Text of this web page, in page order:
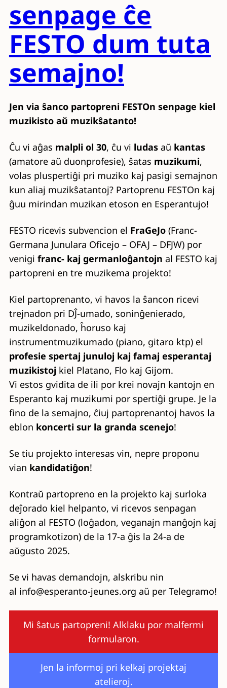
senpage ĉe
FESTO dum tuta
semajno!
Jen via ŝanco partopreni FESTOn senpage kiel
muzikisto aŭ muzikŝatanto!
Ĉu vi aĝas malpli ol 30, ĉu vi ludasaŭ kantas
(amatore aŭ duonprofesie), ŝatas muzikumi,
volas pluspertiĝi pri muziko kaj pasigi semajnon
kun aliaj muzikŝatantoj? Partoprenu FESTOn kaj
ĝuu mirindan muzikan etoson en Esperantujo!
FESTO ricevis subvencion el FraGeJo(Franc-
Germana Junulara Oficejo – OFAJ – DFJW) por
venigi franc- kaj germanloĝantojn al FESTO kaj
partopreni en tre muzikema projekto!
Kiel partoprenanto, vi havos la ŝancon ricevi
trejnadon pri DĴ-umado, soninĝenierado,
muzikeldonado, ĥoruso kaj
instrumentmuzikumado (piano, gitaro ktp) el
profesie spertaj junuloj kaj famaj esperantaj
muzikistojkiel Platano, Flo kaj Gijom.
Vi estos gvidita de ili por krei novajn kantojn en
Esperanto kaj muzikumi por spertiĝi grupe. Je la
fino de la semajno, ĉiuj partoprenantoj havos la
eblon koncerti sur la granda scenejo!
Se tiu projekto interesas vin, nepre proponu
vian kandidatiĝon!
Kontraŭ partopreno en la projekto kaj surloka
deĵorado kiel helpanto, vi ricevos senpagan
aliĝon al FESTO (loĝadon, veganajn manĝojn kaj
programkotizon) de la 17-a ĝis la 24-a de
aŭgusto 2025.
Se vi havas demandojn, alskribu nin
al info@esperanto-jeunes.org aŭ per Telegramo!
Mi ŝatus partopreni! Alklaku por malfermi
formularon.
Jen la informoj pri kelkaj projektaj
atelieroj.